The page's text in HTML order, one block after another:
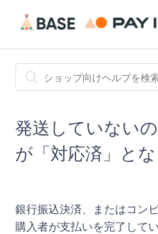
発送していない
が「対応済」と
銀行振込決済、またはコン
購入者が支払いを完了して